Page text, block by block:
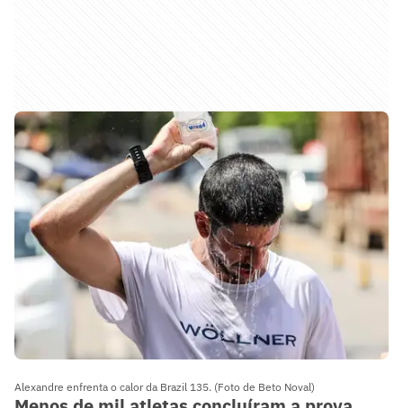
Alexandre enfrenta o calor da Brazil 135. (Foto de Beto Noval)